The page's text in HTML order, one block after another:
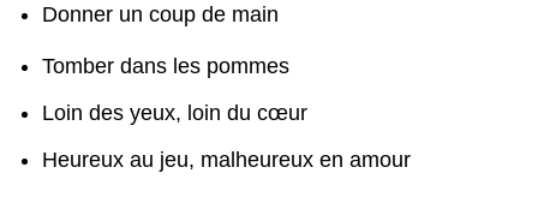
Donner un coup de main
Tomber dans les pommes
Loin des yeux, loin du cœur
Heureux au jeu, malheureux en amour